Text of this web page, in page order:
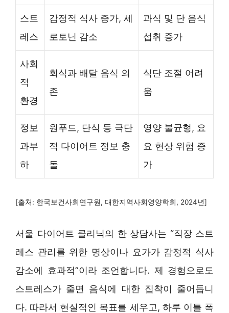
스트
레스
감정적 식사 증가, 세
로토닌 감소
과식 및 단 음식
섭취 증가
사회
적
환경
회식과 배달 음식 의
존
식단 조절 어려
움
정보
과부
하
원푸드, 단식 등 극단
적 다이어트 정보 충
돌
영양 불균형, 요
요 현상 위험 증
가
[출처: 한국보건사회연구원, 대한지역사회영양학회, 2024년]
서울 다이어트 클리닉의 한 상담사는 “직장 스트
레스 관리를 위한 명상이나 요가가 감정적 식사
감소에 효과적”이라 조언합니다. 제 경험으로도
스트레스가 줄면 음식에 대한 집착이 줄어듭니
다. 따라서 현실적인 목표를 세우고, 하루 이틀 폭